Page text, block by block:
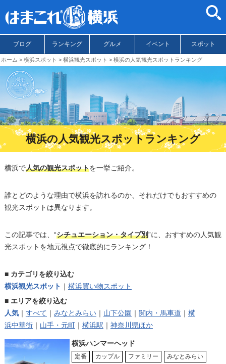
ブログ ランキング グルメ イベント スポット
ホーム 横浜スポット 横浜観光スポット 横浜の人気観光スポットランキング
横浜の人気観光スポットランキング
横浜で人気の観光スポットを一挙ご紹介。
誰とどのような理由で横浜を訪れるのか、それだけでもおすすめの
観光スポットは異なります。
この記事では、“シチュエーション・タイプ別”に、おすすめの人気観
光スポットを地元視点で徹底的にランキング！
■ カテゴリを絞り込む
横浜観光スポット
横浜買い物スポット
■ エリアを絞り込む
人気｜ すべて みなとみらい｜ 山下公園 関内・馬車道
横
浜中華街｜ 山手・元町 横浜駅 神奈川県ほか
横浜ハンマーヘッド
定番 カップル ファミリー みなとみらい